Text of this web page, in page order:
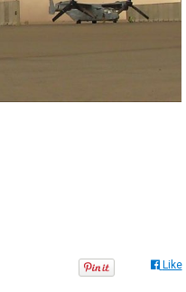
Like